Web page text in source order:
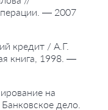
— 2007
кредит / А.Г.
книга, 1998. —
на
дело.